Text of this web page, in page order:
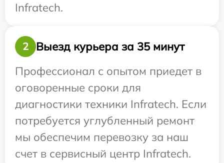
Infratech.
2
Выезд курьера за 35 минут
Профессионал с опытом приедет в
оговоренные сроки для
диагностики техники Infratech. Если
потребуется углубленный ремонт
мы обеспечим перевозку за наш
счет в сервисный центр Infratech.